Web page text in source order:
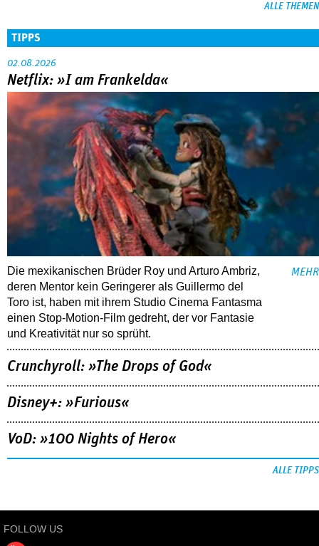
ALLE THEMEN
TIPPS
02.08.2026
Netflix: »I am Frankelda«
Die mexikanischen Brüder Roy und Arturo Ambriz,
deren Mentor kein Geringerer als Guillermo del
Toro ist, haben mit ihrem Studio Cinema Fantasma
einen Stop-Motion-Film gedreht, der vor Fantasie
und Kreativität nur so sprüht.
MEHR
Crunchyroll: »The Drops of God«
Disney+: »Furious«
VoD: »100 Nights of Hero«
ALLE TIPPS
FOLLOW US